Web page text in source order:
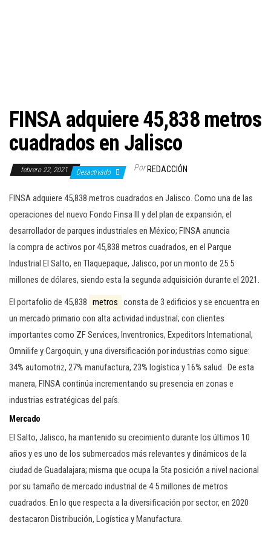
FINSA adquiere 45,838 metros
cuadrados en Jalisco
febrero 22, 2021 Desactivado Por REDACCIÓN
FINSA adquiere 45,838 metros cuadrados en Jalisco. Como una de las
operaciones del nuevo Fondo Finsa III y del plan de expansión, el
desarrollador de parques industriales en México; FINSA anuncia
la compra de activos por 45,838 metros cuadrados, en el Parque
Industrial El Salto, en Tlaquepaque, Jalisco, por un monto de 25.5
millones de dólares, siendo esta la segunda adquisición durante el 2021.
El portafolio de 45,838 metros consta de 3 edificios y se encuentra en
un mercado primario con alta actividad industrial; con clientes
importantes como ZF Services, Inventronics, Expeditors International,
Omnilife y Cargoquin, y una diversificación por industrias como sigue:
34% automotriz, 27% manufactura, 23% logística y 16% salud. De esta
manera, FINSA continúa incrementando su presencia en zonas e
industrias estratégicas del país.
Mercado
El Salto, Jalisco, ha mantenido su crecimiento durante los últimos 10
años y es uno de los submercados más relevantes y dinámicos de la
ciudad de Guadalajara; misma que ocupa la 5ta posición a nivel nacional
por su tamaño de mercado industrial de 4.5 millones de metros
cuadrados. En lo que respecta a la diversificación por sector, en 2020
destacaron Distribución, Logística y Manufactura.